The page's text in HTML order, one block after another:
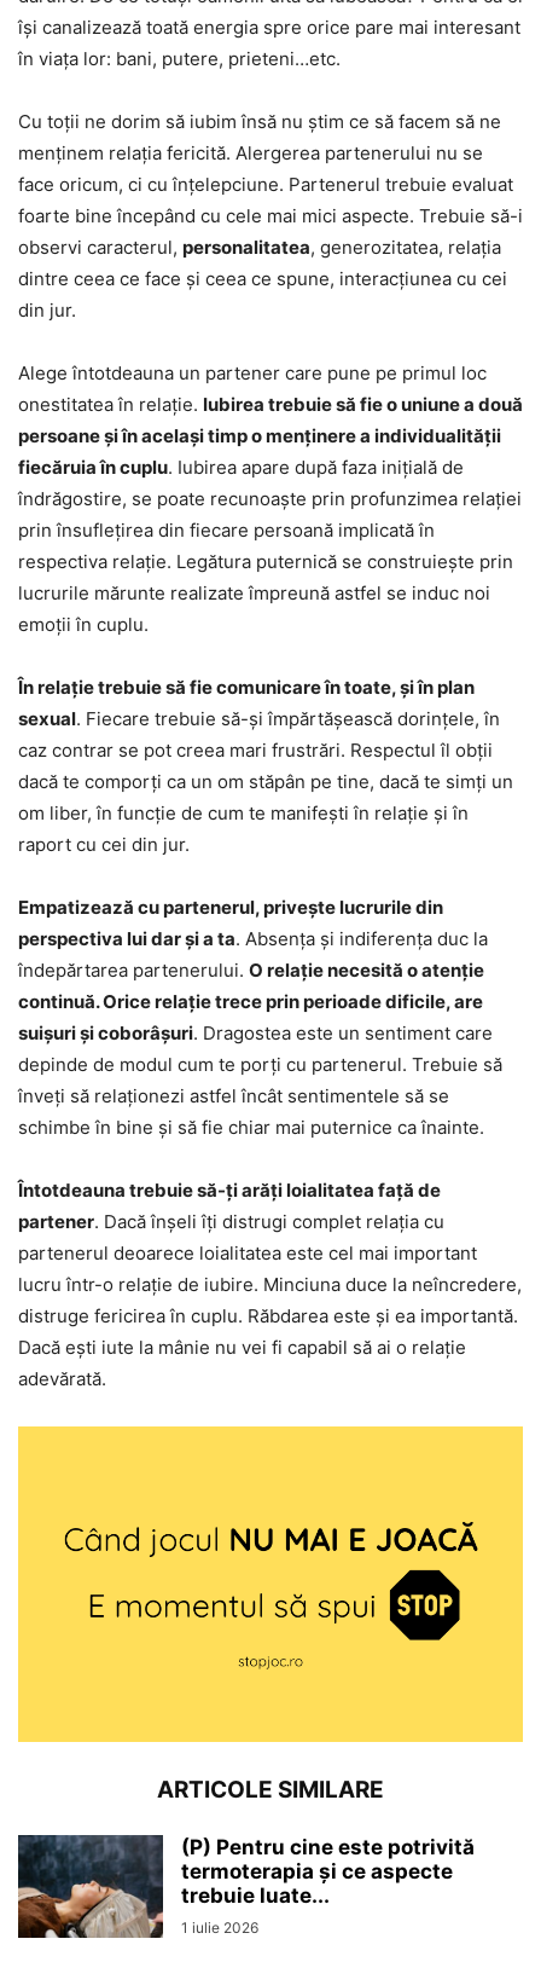
își canalizează toată energia spre orice pare mai interesant
în viața lor: bani, putere, prieteni…etc.
Cu toții ne dorim să iubim însă nu știm ce să facem să ne
menținem relația fericită. Alergerea partenerului nu se
face oricum, ci cu înțelepciune. Partenerul trebuie evaluat
foarte bine începând cu cele mai mici aspecte. Trebuie să-i
observi caracterul, personalitatea, generozitatea, relația
dintre ceea ce face și ceea ce spune, interacțiunea cu cei
din jur.
Alege întotdeauna un partener care pune pe primul loc
onestitatea în relație. Iubirea trebuie să fie o uniune a două
persoane și în același timp o menținere a individualității
fiecăruia în cuplu. Iubirea apare după faza inițială de
îndrăgostire, se poate recunoaște prin profunzimea relației
prin însuflețirea din fiecare persoană implicată în
respectiva relație. Legătura puternică se construiește prin
lucrurile mărunte realizate împreună astfel se induc noi
emoții în cuplu.
În relație trebuie să fie comunicare în toate, și în plan
sexual. Fiecare trebuie să-și împărtășească dorințele, în
caz contrar se pot creea mari frustrări. Respectul îl obții
dacă te comporți ca un om stăpân pe tine, dacă te simți un
om liber, în funcție de cum te manifești în relație și în
raport cu cei din jur.
Empatizează cu partenerul, privește lucrurile din
perspectiva lui dar și a ta. Absența și indiferența duc la
îndepărtarea partenerului. O relație necesită o atenție
continuă. Orice relație trece prin perioade dificile, are
suișuri și coborâșuri. Dragostea este un sentiment care
depinde de modul cum te porți cu partenerul. Trebuie să
înveți să relaționezi astfel încât sentimentele să se
schimbe în bine și să fie chiar mai puternice ca înainte.
Întotdeauna trebuie să-ți arăți loialitatea față de
partener. Dacă înșeli îți distrugi complet relația cu
partenerul deoarece loialitatea este cel mai important
lucru într-o relație de iubire. Minciuna duce la neîncredere,
distruge fericirea în cuplu. Răbdarea este și ea importantă.
Dacă ești iute la mânie nu vei fi capabil să ai o relație
adevărată.
ARTICOLE SIMILARE
(P) Pentru cine este potrivită
termoterapia și ce aspecte
trebuie luate...
1 iulie 2026